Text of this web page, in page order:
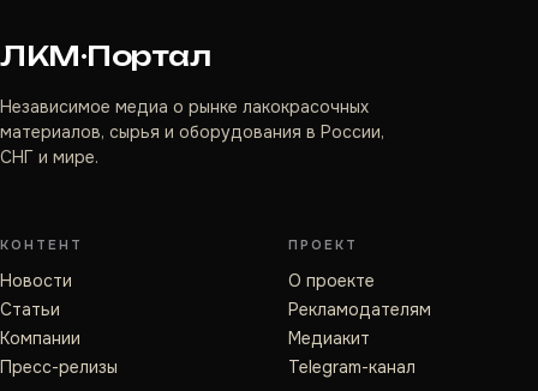
ЛКМ·Портал
Независимое медиа о рынке лакокрасочных
материалов, сырья и оборудования в России,
СНГ и мире.
КОНТЕНТ
Новости
Статьи
Компании
Пресс-релизы
ПРОЕКТ
О проекте
Рекламодателям
Медиакит
Telegram-канал